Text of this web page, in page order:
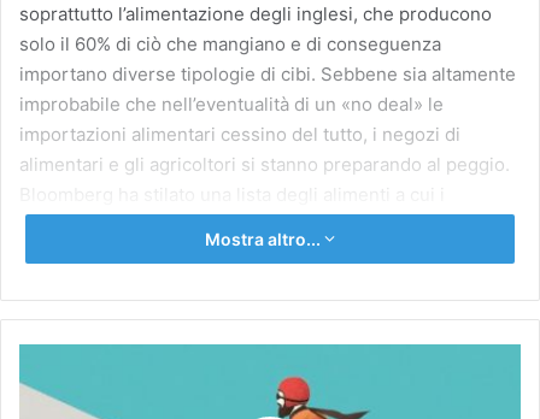
soprattutto l’alimentazione degli inglesi, che producono
solo il 60% di ciò che mangiano e di conseguenza
importano diverse tipologie di cibi. Sebbene sia altamente
improbabile che nell’eventualità di un «no deal» le
importazioni alimentari cessino del tutto, i negozi di
alimentari e gli agricoltori si stanno preparando al peggio.
Le mucche inglesi producono moltissimo latte: ogni
Mostra altro...
viaggio